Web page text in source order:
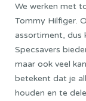
We werken met
Tommy Hilfiger.
assortiment, dus
Specsavers
maar ook veel
betekent dat je
houden en te